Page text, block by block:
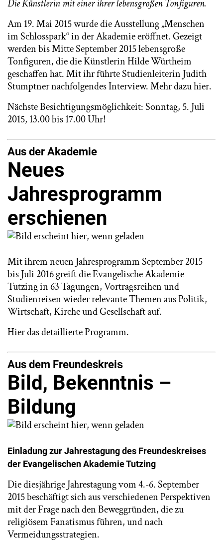
Die Künstlerin mit einer ihrer lebensgroßen Tonfiguren.
Am 19. Mai 2015 wurde die Ausstellung „Menschen
im Schlosspark“ in der Akademie eröffnet. Gezeigt
werden bis Mitte September 2015 lebensgroße
Tonfiguren, die die Künstlerin Hilde Würtheim
geschaffen hat. Mit ihr führte Studienleiterin Judith
Stumptner nachfolgendes Interview. Mehr dazuhier.
Nächste Besichtigungsmöglichkeit: Sonntag, 5. Juli
2015, 13.00 bis 17.00 Uhr!
Aus der Akademie
Neues
Jahresprogramm
erschienen
Mit ihrem neuen Jahresprogramm September 2015
bis Juli 2016 greift die Evangelische Akademie
Tutzing in 63 Tagungen, Vortragsreihen und
Studienreisen wieder relevante Themen aus Politik,
Wirtschaft, Kirche und Gesellschaft auf.
Hierdas detaillierte Programm.
Aus dem Freundeskreis
Bild, Bekenntnis –
Bildung
Einladung zur Jahrestagung des Freundeskreises
der Evangelischen Akademie Tutzing
Die diesjährige Jahrestagung vom 4.-6. September
2015 beschäftigt sich aus verschiedenen Perspektiven
mit der Frage nach den Beweggründen, die zu
religiösem Fanatismus führen, und nach
Vermeidungsstrategien.